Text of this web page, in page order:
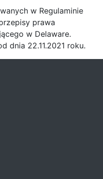
w Regulaminie
prawa
w Delaware.
dnia 22.11.2021 roku.